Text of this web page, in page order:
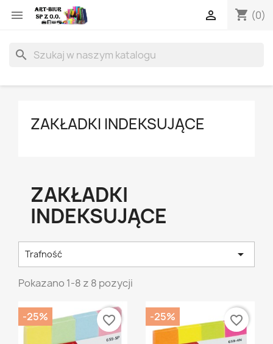
 shopping_cart (0)

search
ZAKŁADKI INDEKSUJĄCE
ZAKŁADKI
INDEKSUJĄCE
Trafność 
Pokazano 1-8 z 8 pozycji
-25% favorite_border -25% favorite_border